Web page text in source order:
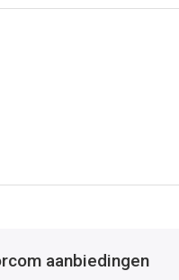
aanbiedingen